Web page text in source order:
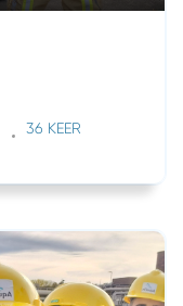
36 KEER